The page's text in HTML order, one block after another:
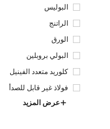
البوليس
تر
الراتنج
الورق
البولي بروبلين
كلوريد متعدد الفينيل
فولاذ غير قابل للصدأ
عرض المزيد